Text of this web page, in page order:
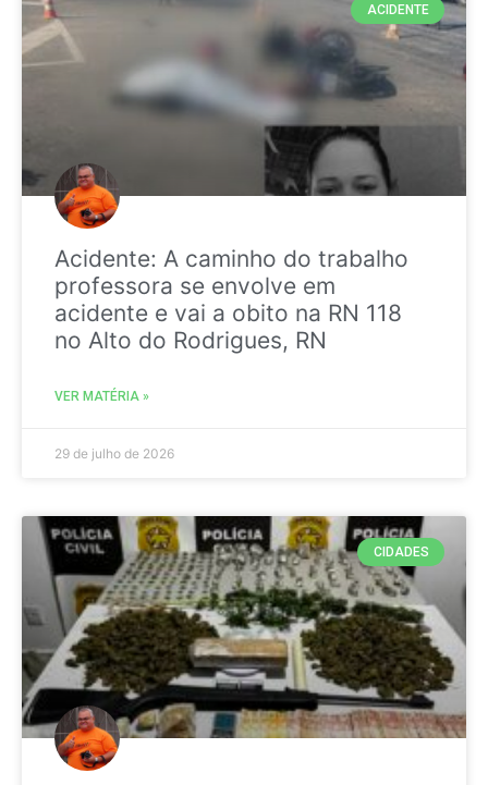
ACIDENTE
Acidente: A caminho do trabalho
professora se envolve em
acidente e vai a obito na RN 118
no Alto do Rodrigues, RN
VER MATÉRIA »
29 de julho de 2026
CIDADES